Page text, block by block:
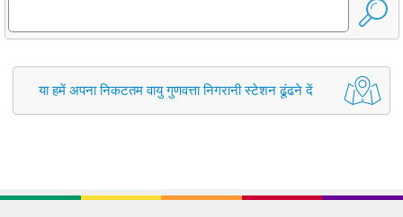
या हमें अपना निकटतम वायु गुणवत्ता निगरानी स्टेशन ढूंढने दें